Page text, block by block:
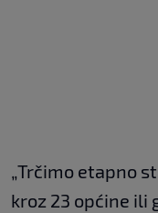
„Trčimo etapno
kroz 23 općine ili